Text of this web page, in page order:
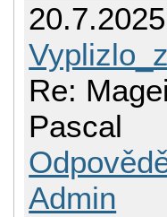
Re:
Pascal
Admin